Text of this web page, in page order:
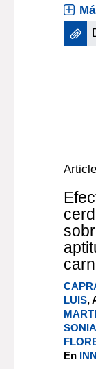
LUIS,
SONIA
En